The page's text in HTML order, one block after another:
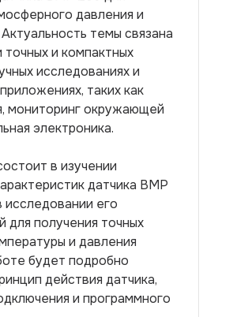
давления и
темы связана
и компактных
исследованиях и
таких как
мониторинг окружающей
электроника.
в изучении
датчика BMP
исследовании его
для получения точных
и давления
будет подробно
действия датчика,
и программного